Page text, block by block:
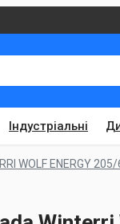
Індустріальні
WOLF ENERGY 205/